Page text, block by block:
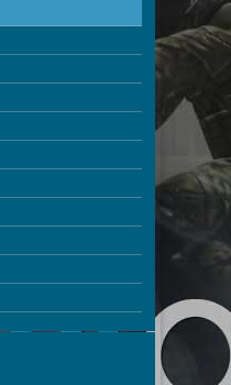
19:00:22
15:58:33
15:44:56
14:11:06
13:32:30
12:56:12
11:08:20
10:41:34
10:01:20